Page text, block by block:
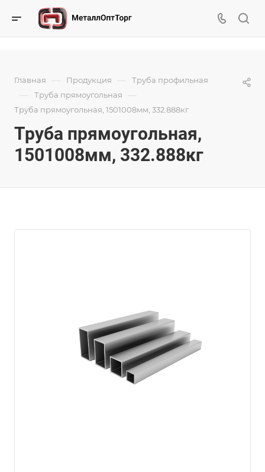
Главная — Продукция — Труба профильная
— Труба прямоугольная —
Труба прямоугольная, 1501008мм, 332.888кг
Труба прямоугольная,
1501008мм, 332.888кг